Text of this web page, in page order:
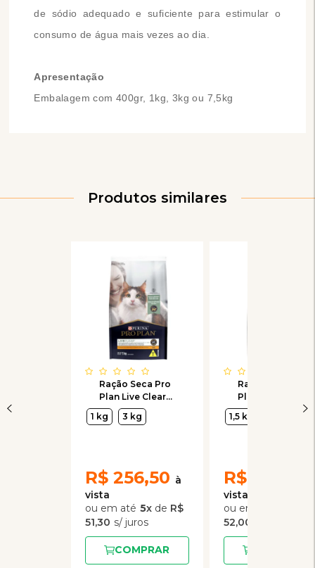
de sódio adequado e suficiente para estimular o
consumo de água mais vezes ao dia.
Apresentação
Embalagem com 400gr, 1kg, 3kg ou 7,5kg
Produtos similares
Ração Seca Pro
Plan Live Clear
Frango para
Gatos Adultos
1 kg 3 kg
R$ 256,50
5x de R$
51,30
COMPRAR
Ração Seca Pro
Plan Veterinary
Diets UR Trato
Urinário para
1,5 kg
R$
52,00